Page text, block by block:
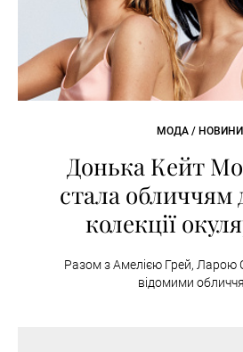
МОДА / НОВИНИ
Донька Кейт
стала обличчям
колекції
Разом з Амелією Грей, Ларою
відомими